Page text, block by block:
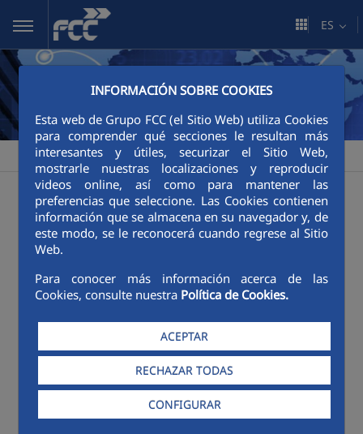
Saltar al contenido principal
INFORMACIÓN SOBRE COOKIES
Esta web de Grupo FCC (el Sitio Web) utiliza Cookies
para comprender qué secciones le resultan más
interesantes y útiles, securizar el Sitio Web,
mostrarle nuestras localizaciones y reproducir
videos online, así como para mantener las
preferencias que seleccione. Las Cookies contienen
información que se almacena en su navegador y, de
este modo, se le reconocerá cuando regrese al Sitio
Web.
Para conocer más información acerca de las
Cookies, consulte nuestra Política de Cookies.
ACEPTAR
RECHAZAR TODAS
CONFIGURAR
ES
FCC >Sala de comunicación >Publicaciones
Publicaciones
Categorías: